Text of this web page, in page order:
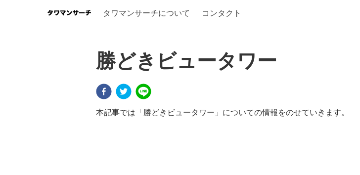
タワマンサーチについて コンタクト
勝どきビュータワー
本記事では「勝どきビュータワー」についての情報をのせていきます。